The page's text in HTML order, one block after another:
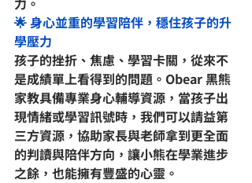
🌟 身心並重的學習陪伴，穩住孩子的升
學壓力
孩子的挫折、焦慮、學習卡關，從來不
是成績單上看得到的問題。Obear 黑熊
家教具備專業身心輔導資源，當孩子出
現情緒或學習訊號時，我們可以請益第
三方資源，協助家長與老師拿到更全面
的判讀與陪伴方向，讓小熊在學業進步
之餘，也能擁有豐盛的心靈。